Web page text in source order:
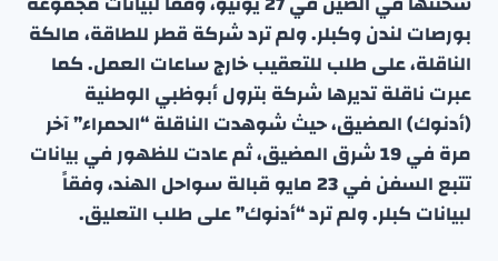
بورصات لندن وكبلر. ولم ترد شركة قطر للطاقة، مالكة
الناقلة، على طلب للتعقيب خارج ساعات العمل. كما
عبرت ناقلة تديرها شركة بترول أبوظبي الوطنية
(أدنوك) المضيق، حيث شوهدت الناقلة “الحمراء” آخر
مرة في 19 شرق المضيق، ثم عادت للظهور في بيانات
تتبع السفن في 23 مايو قبالة سواحل الهند، وفقاً
لبيانات كبلر. ولم ترد “أدنوك” على طلب التعليق.